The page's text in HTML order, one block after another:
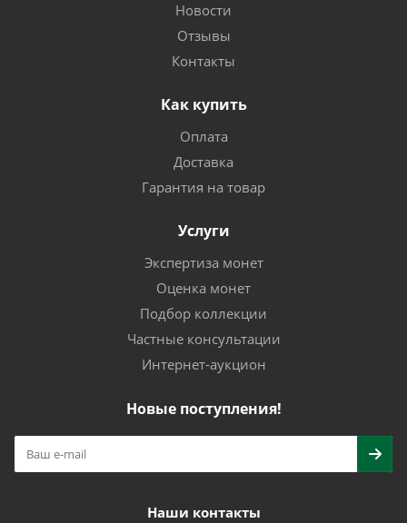
Новости
Отзывы
Контакты
Как купить
Оплата
Доставка
Гарантия на товар
Услуги
Экспертиза монет
Оценка монет
Подбор коллекции
Частные консультации
Интернет-аукцион
Новые поступления!
Наши контакты